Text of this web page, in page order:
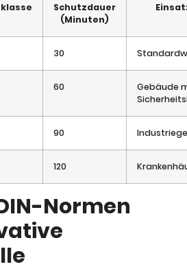
Schutzdauer
(Minuten)
30
60
Gebäude
90
120
Normen